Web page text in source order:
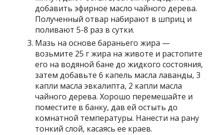
добавить эфирное масло чайного дерева.
Полученный отвар набирают в шприц и
поливают 5-8 раз в сутки.
Мазь на основе бараньего жира —
возьмите 25 г жира на животе и растопите
его на водяной бане до жидкого состояния,
затем добавьте 6 капель масла лаванды, 3
капли масла эвкалипта, 2 капли масла
чайного дерева. Хорошо перемешайте и
поместите в банку, дав ей остыть до
комнатной температуры. Нанести на рану
тонкий слой, касаясь ее краев.